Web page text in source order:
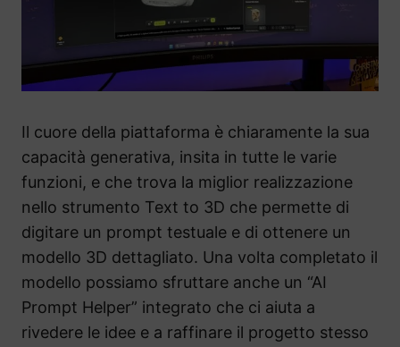
Il cuore della piattaforma è chiaramente la sua
capacità generativa, insita in tutte le varie
funzioni, e che trova la miglior realizzazione
nello strumento Text to 3D che permette di
digitare un prompt testuale e di ottenere un
modello 3D dettagliato. Una volta completato il
modello possiamo sfruttare anche un “AI
Prompt Helper” integrato che ci aiuta a
rivedere le idee e a raffinare il progetto stesso